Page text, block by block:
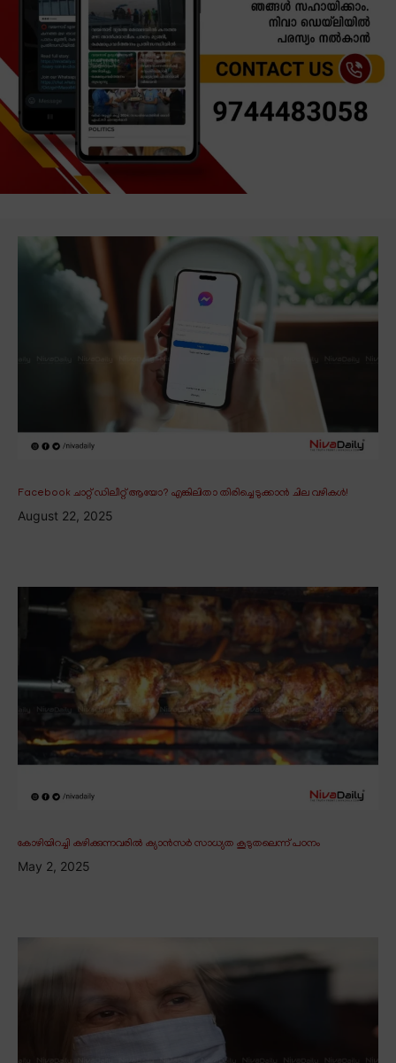
Facebook ചാറ്റ് ഡിലീറ്റ് ആയോ? എങ്കിലിതാ തിരിച്ചെടുക്കാൻ ചില വഴികൾ!
August 22, 2025
കോഴിയിറച്ചി കഴിക്കുന്നവരിൽ ക്യാൻസർ സാധ്യത കൂടുതലെന്ന് പഠനം
May 2, 2025